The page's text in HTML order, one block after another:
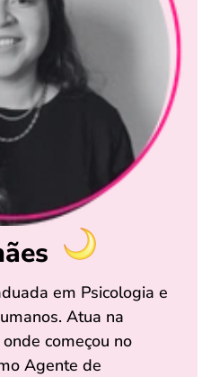
em Psicologia e
Atua na
começou no
Agente de